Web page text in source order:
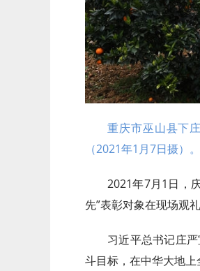
重庆市巫山县下
（2021年1月7日摄）
2021年7月1日，
先”表彰对象在现场观礼
习近平总书记庄
斗目标，在中华大地